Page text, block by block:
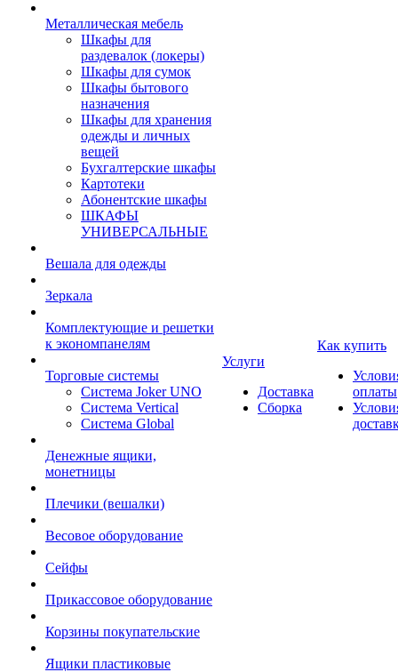
Металлическая мебель
Шкафы для
раздевалок (локеры)
Шкафы для сумок
Шкафы бытового
назначения
Шкафы для хранения
одежды и личных
вещей
Бухгалтерские шкафы
Картотеки
Абонентские шкафы
ШКАФЫ
УНИВЕРСАЛЬНЫЕ
Вешала для одежды
Зеркала
Комплектующие и решетки
к экономпанелям
Торговые системы
Система Joker UNO
Система Vertical
Система Global
Денежные ящики,
монетницы
Плечики (вешалки)
Весовое оборудование
Сейфы
Прикассовое оборудование
Корзины покупательские
Ящики пластиковые
Услуги
Доставка
Сборка
Как купить
оплаты